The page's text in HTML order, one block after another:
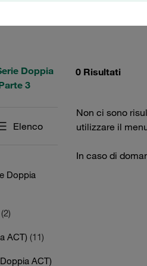
Piastra di copertura,
Doppia
3
Elenco
Doppia
(2)
ACT) (11)
ACT)
0 Risultati
Non ci sono
utilizzare il
In caso di